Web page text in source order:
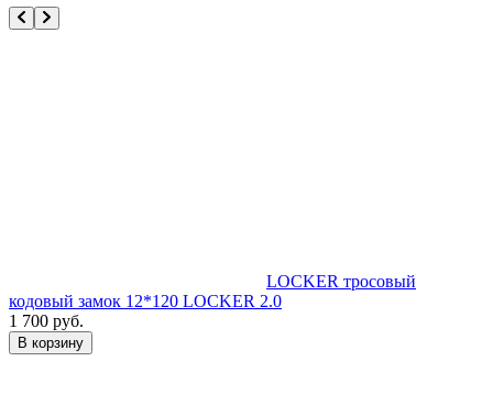
LOCKER тросовый
кодовый замок 12*120 LOCKER 2.0
1 700 руб.
В корзину